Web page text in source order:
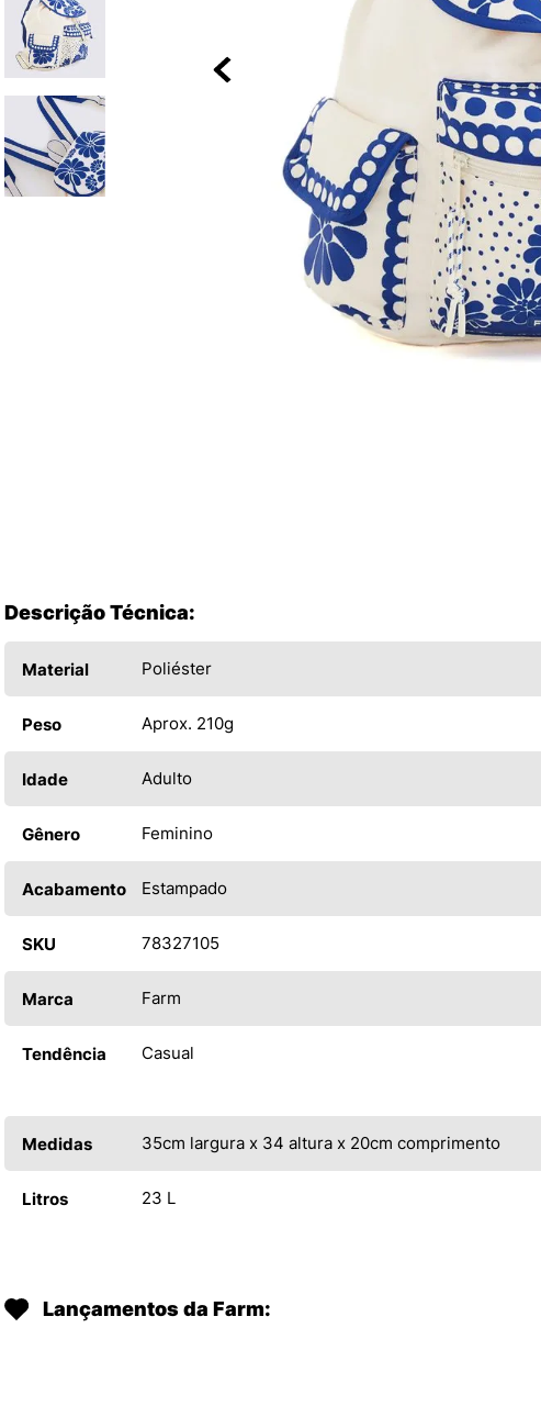
Descrição Técnica:
Material Poliéster
Peso Aprox. 210g
Idade Adulto
Gênero Feminino
Acabamento Estampado
SKU 78327105
Marca Farm
Tendência Casual
Medidas 35cm largura x 34 altura x 20cm comprimento
Litros 23 L
Lançamentos da Farm: